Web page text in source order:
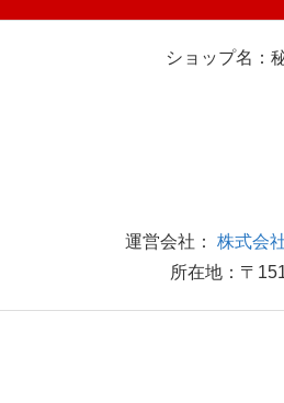
ショップ名：
運営会社： 株式会
所在地：〒